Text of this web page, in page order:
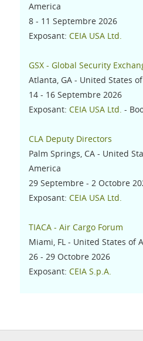
America
8 - 11 Septembre 2026
Exposant: CEIA USA Ltd.
GSX - Global Security
Atlanta, GA - United States
14 - 16 Septembre 2026
Exposant: CEIA USA Ltd. -
CLA Deputy Directors
Palm Springs, CA - United
America
29 Septembre - 2 Octobre
Exposant: CEIA USA Ltd.
TIACA - Air Cargo Forum
Miami, FL - United States of
26 - 29 Octobre 2026
Exposant: CEIA S.p.A.